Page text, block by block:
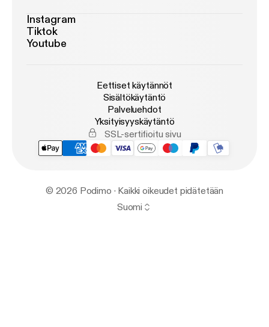
Instagram
Tiktok
Youtube
Eettiset käytännöt
Sisältökäytäntö
Palveluehdot
Yksityisyyskäytäntö
SSL-sertifioitu sivu
© 2026 Podimo · Kaikki oikeudet pidätetään
Suomi